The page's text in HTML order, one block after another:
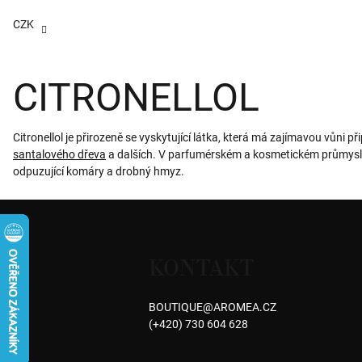
CZK
CITRONELLOL
Citronellol je přirozeně se vyskytující látka, která má zajímavou vůni
santalového dřeva a dalších. V parfumérském a kosmetickém
odpuzující komáry a drobný hmyz.
Z
á
p
a
t
BOUTIQUE@AROMEA.CZ
(+420) 730 604 628